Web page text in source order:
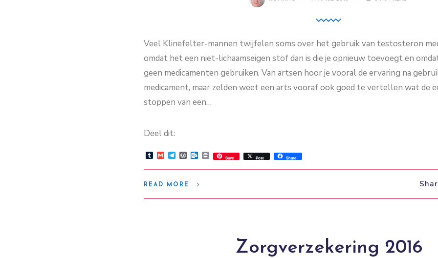
Veel Klinefelter-mannen twijfelen soms over het gebruik van testosteron
omdat het een niet-lichaamseigen stof dan is die je opnieuw toevoegt en
geen medicamenten gebruiken. Van artsen hoor je vooral de ervaring na
medicament, maar zelden weet een arts vooraf ook goed te vertellen wat de
stoppen van een…
Deel dit:
TumblrGmailTelegram
WordPress
Outlook.com
PrintSave Post Share
READ MORE
Zorgverzekering 2016